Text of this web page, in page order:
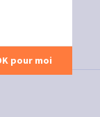
pour moi
gérer vos